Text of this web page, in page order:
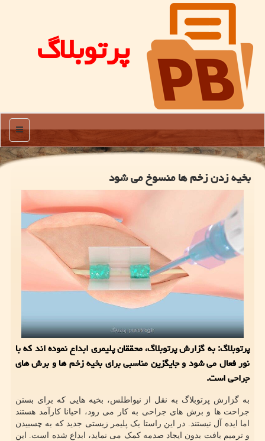
پرتوبلاگ
منو
بخیه زدن زخم ها منسوخ می شود
پرتوبلاگ: به گزارش پرتوبلاگ، محققان پلیمری ابداع نموده اند که با
نور فعال می شود و جایگزین مناسبی برای بخیه زخم ها و برش های
جراحی است.
به گزارش پرتوبلاگ به نقل از نیواطلس، بخیه هایی که برای بستن
جراحت ها و برش های جراحی به کار می رود، احیانا کارآمد هستند
اما ایده آل نیستند. در این راستا یک پلیمر زیستی جدید که به چسبیدن
و ترمیم بافت بدون ایجاد صدمه کمک می نماید، ابداع شده است. این